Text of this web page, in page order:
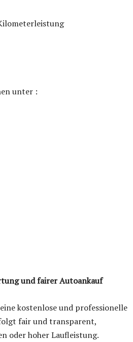
unter :
und fairer Autoankauf
kostenlose und professionelle
fair und transparent,
oder hoher Laufleistung.